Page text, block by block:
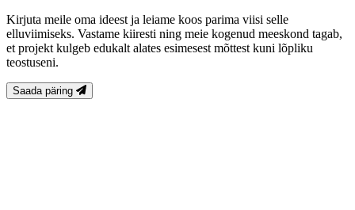
Kirjuta meile oma ideest ja leiame koos parima viisi selle
elluviimiseks. Vastame kiiresti ning meie kogenud meeskond tagab,
et projekt kulgeb edukalt alates esimesest mõttest kuni lõpliku
teostuseni.
Saada päring